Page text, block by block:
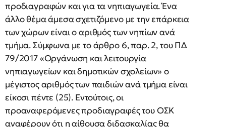
προδιαγραφών και για τα νηπιαγωγεία. Ένα
άλλο θέμα άμεσα σχετιζόμενο με την επάρκεια
των χώρων είναι ο αριθμός των νηπίων ανά
τμήμα. Σύμφωνα με το άρθρο 6, παρ. 2, του ΠΔ
79/2017 «Οργάνωση και λειτουργία
νηπιαγωγείων και δημοτικών σχολείων» ο
μέγιστος αριθμός των παιδιών ανά τμήμα είναι
είκοσι πέντε (25). Εντούτοις, οι
προαναφερόμενες προδιαγραφές του ΟΣΚ
αναφέρουν ότι η αίθουσα διδασκαλίας θα